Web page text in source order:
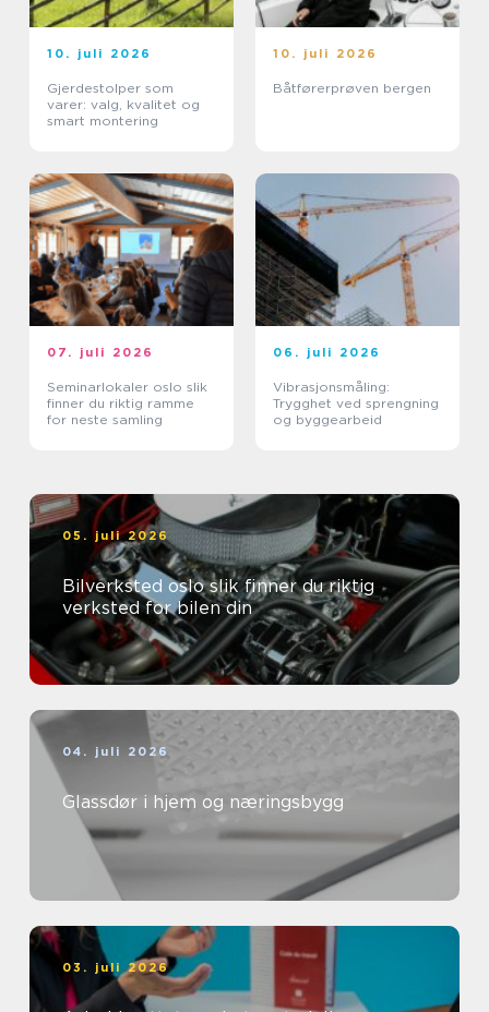
10. juli 2026
Gjerdestolper som
varer: valg, kvalitet og
smart montering
10. juli 2026
Båtførerprøven bergen
07. juli 2026
Seminarlokaler oslo slik
finner du riktig ramme
for neste samling
06. juli 2026
Vibrasjonsmåling:
Trygghet ved sprengning
og byggearbeid
05. juli 2026
Bilverksted oslo slik finner du riktig
verksted for bilen din
04. juli 2026
Glassdør i hjem og næringsbygg
03. juli 2026